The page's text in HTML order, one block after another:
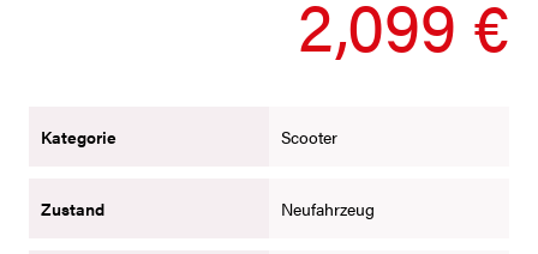
Kategorie Scooter
Zustand Neufahrzeug
2,099 €